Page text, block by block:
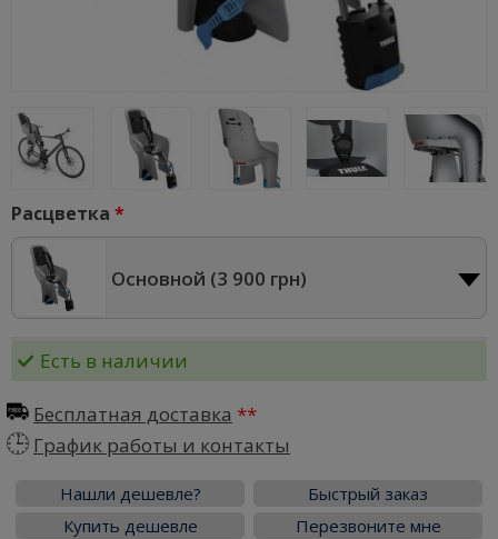
Расцветка
Основной (3 900 грн)
Есть в наличии
Бесплатная доставка
График работы и контакты
Нашли дешевле?
Быстрый заказ
Купить дешевле
Перезвоните мне